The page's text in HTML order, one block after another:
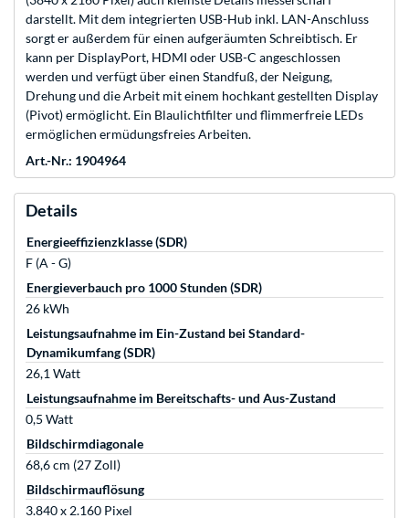
darstellt. Mit dem integrierten USB-Hub inkl. LAN-Anschluss
sorgt er außerdem für einen aufgeräumten Schreibtisch. Er
kann per DisplayPort, HDMI oder USB-C angeschlossen
werden und verfügt über einen Standfuß, der Neigung,
Drehung und die Arbeit mit einem hochkant gestellten Display
(Pivot) ermöglicht. Ein Blaulichtfilter und flimmerfreie LEDs
ermöglichen ermüdungsfreies Arbeiten.
Art.-Nr.: 1904964
Details
Energieeffizienzklasse (SDR)
F (A - G)
Energieverbauch pro 1000 Stunden (SDR)
26 kWh
Leistungsaufnahme im Ein-Zustand bei Standard-
Dynamikumfang (SDR)
26,1 Watt
Leistungsaufnahme im Bereitschafts- und Aus-Zustand
0,5 Watt
Bildschirmdiagonale
68,6 cm (27 Zoll)
Bildschirmauflösung
3.840 x 2.160 Pixel